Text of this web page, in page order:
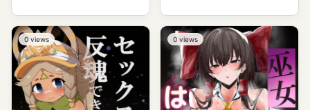
0 views 0 views